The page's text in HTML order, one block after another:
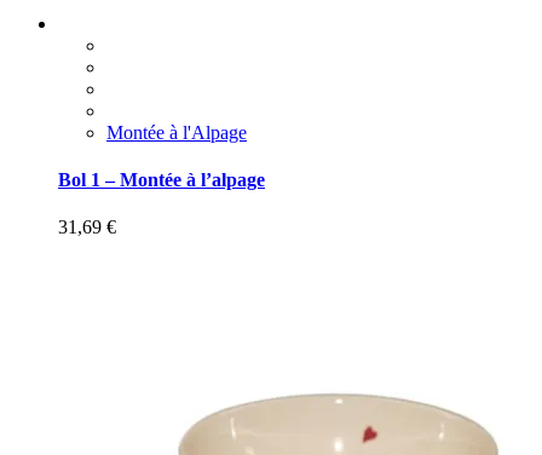
Montée à l'Alpage
Bol 1 – Montée à l’alpage
31,69 €